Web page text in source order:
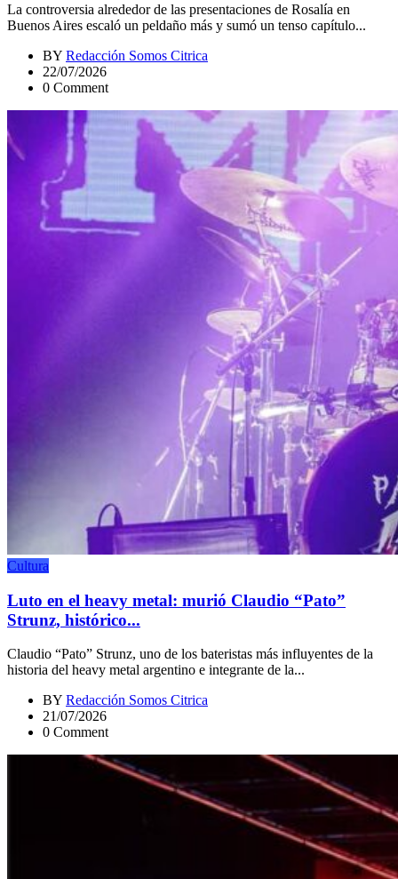
La controversia alrededor de las presentaciones de Rosalía en
Buenos Aires escaló un peldaño más y sumó un tenso capítulo...
BY Redacción Somos Citrica
22/07/2026
0 Comment
Cultura
Luto en el heavy metal: murió Claudio “Pato”
Strunz, histórico...
Claudio “Pato” Strunz, uno de los bateristas más influyentes de la
historia del heavy metal argentino e integrante de la...
BY Redacción Somos Citrica
21/07/2026
0 Comment